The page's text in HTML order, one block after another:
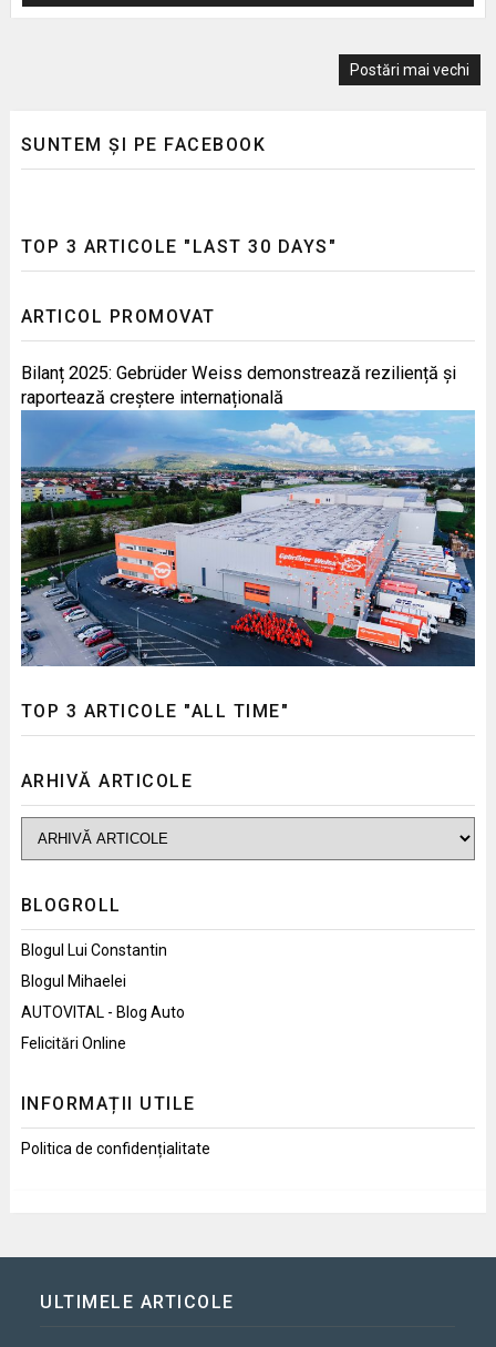
Postări mai vechi
SUNTEM ȘI PE FACEBOOK
TOP 3 ARTICOLE "LAST 30 DAYS"
ARTICOL PROMOVAT
Bilanț 2025: Gebrüder Weiss demonstrează reziliență și
raportează creștere internațională
TOP 3 ARTICOLE "ALL TIME"
ARHIVĂ ARTICOLE
BLOGROLL
Blogul Lui Constantin
Blogul Mihaelei
AUTOVITAL - Blog Auto
Felicitări Online
INFORMAȚII UTILE
Politica de confidențialitate
ULTIMELE ARTICOLE